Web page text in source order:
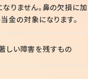
りません。鼻の欠損に加
金の対象になります。
しい障害を残すもの